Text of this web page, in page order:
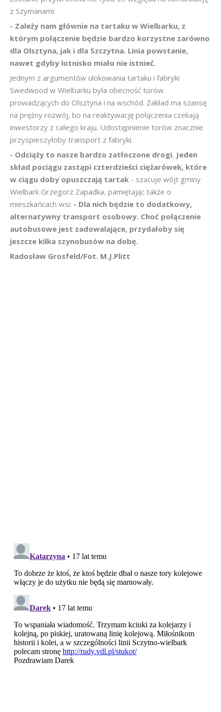
z Szymanami:
- Zależy nam głównie na tartaku w Wielbarku, z
którym połączenie będzie bardzo korzystne zarówno
dla Olsztyna, jak i dla Szczytna. Linia powstanie,
nawet gdyby lotnisko miało nie istnieć.
Jednym z argumentów ulokowania tartaku i fabryki
Swedwood w Wielbarku była obecność torów
prowadzących do Olsztyna i na wschód. Zakład ma szansę
na prężny rozwój, bo na reaktywację połączenia czekają
inwestorzy z całego kraju. Udostępnienie torów znacznie
przyspieszyłoby transport z fabryki.
- Odciąży to nasze bardzo zatłoczone drogi. Jeden
skład pociągu zastąpi czterdzieści ciężarówek, które
w ciągu doby opuszczają tartak - szacuje wójt gminy
Wielbark Grzegorz Zapadka, pamiętając także o
mieszkańcach wsi: - Dla nich będzie to dodatkowy,
alternatywny transport osobowy. Choć połączenie
autobusowe jest zadowalające, przydałoby się
jeszcze kilka szynobusów na dobę.
Radosław Grosfeld/Fot. M.J.Plitt